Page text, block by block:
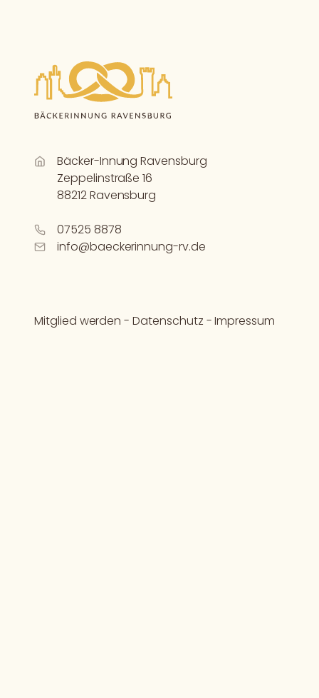
Bäcker-Innung Ravensburg
Zeppelinstraße 16
88212 Ravensburg
07525 8878
info@baeckerinnung-rv.de
Mitglied werden -Datenschutz -Impressum